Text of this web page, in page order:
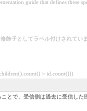
guide that defines these
子としてラベル付けされてい
> id.count()))
で、受信側は過去に受信し